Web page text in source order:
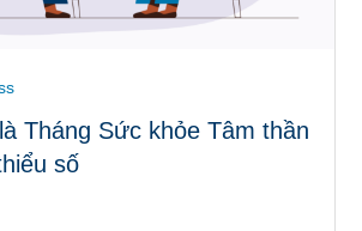
Tháng Sức khỏe Tâm thần
số